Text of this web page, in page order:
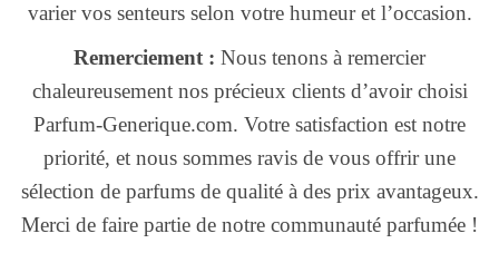
varier vos senteurs selon votre humeur et l’occasion.
Remerciement : Nous tenons à remercier
chaleureusement nos précieux clients d’avoir choisi
Parfum-Generique.com. Votre satisfaction est notre
priorité, et nous sommes ravis de vous offrir une
sélection de parfums de qualité à des prix avantageux.
Merci de faire partie de notre communauté parfumée !